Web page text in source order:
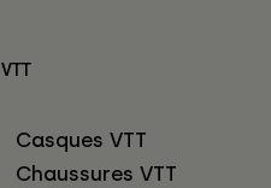
VTT
Casques VTT
Chaussures VTT